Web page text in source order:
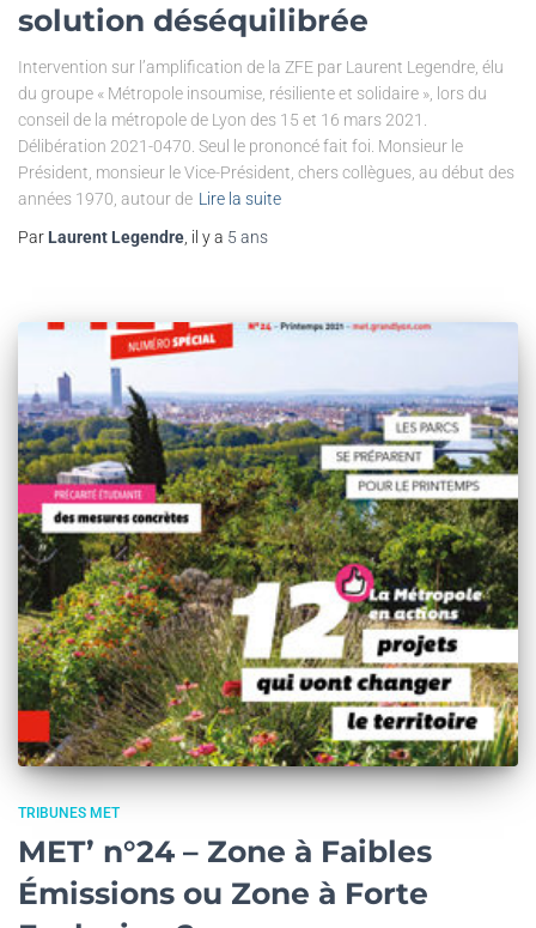
solution déséquilibrée
Intervention sur l’amplification de la ZFE par Laurent Legendre, élu
du groupe « Métropole insoumise, résiliente et solidaire », lors du
conseil de la métropole de Lyon des 15 et 16 mars 2021.
Délibération 2021-0470. Seul le prononcé fait foi. Monsieur le
Président, monsieur le Vice-Président, chers collègues, au début des
années 1970, autour de Lire la suite
Par Laurent Legendre , il y a 5 ans
TRIBUNES MET
MET’ n°24 – Zone à Faibles
Émissions ou Zone à Forte